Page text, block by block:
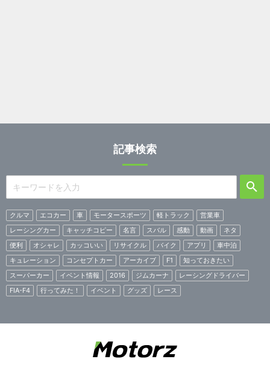
記事検索
クルマ エコカー 車 モータースポーツ 軽トラック
営業車
レーシングカー
キャッチコピー 名言 スバル 感動 動画
ネタ
便利
オシャレ カッコいい リサイクル バイク アプリ
車中泊
キュレーション
コンセプトカー アーカイブ F1
知っておきたい
スーパーカー
イベント情報 2016 ジムカーナ
レーシングドライバー
FIA-F4
行ってみた！ イベント グッズ レース